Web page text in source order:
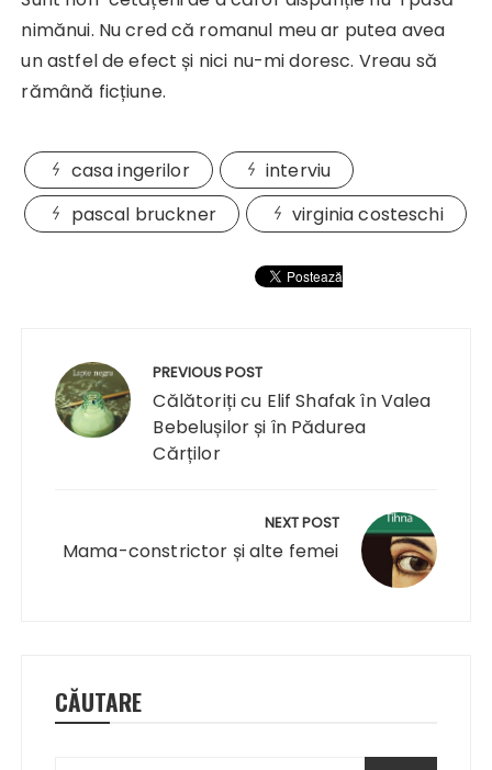
nimănui. Nu cred că romanul meu ar putea avea
un astfel de efect și nici nu-mi doresc. Vreau să
rămână ficțiune.
casa ingerilor
interviu
pascal bruckner
virginia costeschi
articole
PREVIOUS POST
Călătoriți cu Elif Shafak în Valea
Bebelușilor și în Pădurea
Cărților
NEXT POST
Mama-constrictor și alte femei
CĂUTARE